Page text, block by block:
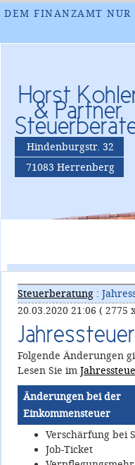
DEM FINANZAMT NUR
Horst
& Partner
Hindenburgstr. 32
71083 Herrenberg
Steuerberatung:
20.03.2020 21:06 ( 2775
Folgende Änderungen
Lesen Sie im
Änderungen bei der
Einkommensteuer
Verschärfung bei
Job-Ticket